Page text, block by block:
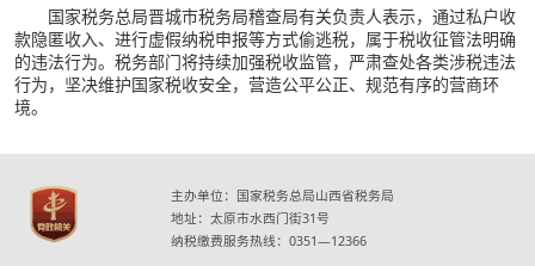
国家税务总局晋城市税务局稽查局有关负责人表示，通过私户收
款隐匿收入、进行虚假纳税申报等方式偷逃税，属于税收征管法明确
的违法行为。税务部门将持续加强税收监管，严肃查处各类涉税违法
行为，坚决维护国家税收安全，营造公平公正、规范有序的营商环
境。
主办单位：国家税务总局山西省税务局
地址：太原市水西门街31号
纳税缴费服务热线：0351—12366